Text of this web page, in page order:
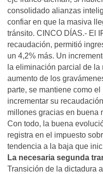
consolidado alianzas
confiar en que la masiva
tránsito. CINCO DÍAS.- El
recaudación, permitió
un 4,2% más. Un
la eliminación parcial de la
aumento de los
parte, se mantiene como
incrementar su
millones gracias en buena
Con todo, la buena
registra en el impuesto
tendencia a la baja que
La necesaria segunda
Transición de la dictadura